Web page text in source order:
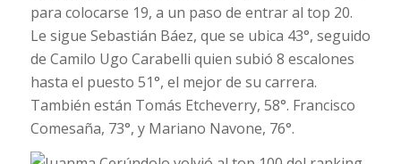
para colocarse 19, a un paso de entrar al top 20.
Le sigue Sebastián Báez, que se ubica 43°, seguido
de Camilo Ugo Carabelli quien subió 8 escalones
hasta el puesto 51°, el mejor de su carrera.
También están Tomás Etcheverry, 58°. Francisco
Comesaña, 73°, y Mariano Navone, 76°.